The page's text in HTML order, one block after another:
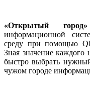
«Открытый город»
информационной
среду при помощью
Зная значение
быстро выбрать
чужом городе